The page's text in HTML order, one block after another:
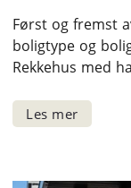
Først og fremst
boligtype og
Rekkehus med